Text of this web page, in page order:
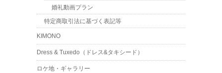
婚礼動画プラン
特定商取引法に基づく表記等
KIMONO
Dress & Tuxedo（ドレス&タキシード）
ロケ地・ギャラリー